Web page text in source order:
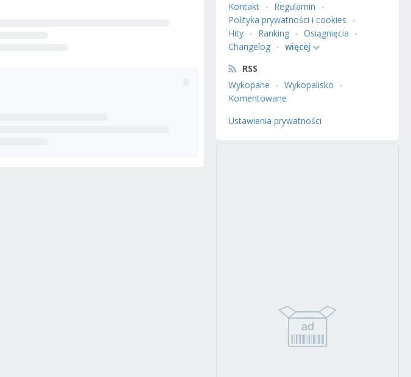
Kontakt
Regulamin
Polityka prywatności i cookies
Hity
Ranking
Osiągnięcia
Changelog
więcej
RSS
Wykopane
Wykopalisko
Komentowane
Ustawienia prywatności